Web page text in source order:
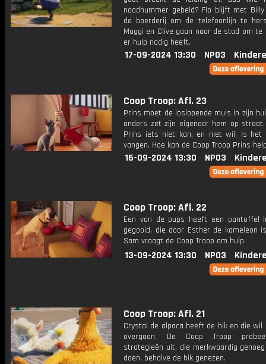
noodnummer gebeld? Flo blijft met
de boerderij om de telefoonlijn te
Maggi en Clive gaan naar de stad om te
er hulp nodig heeft.
17-09-2024 13:30 NPO3
Coop Troop: Afl. 23
Prins moet de loslopende muis in zijn
anders zet zijn eigenaar hem op
Prins iets niet kan, en niet wil, is het
vangen. Hoe kan de Coop Troop Prins
16-09-2024 13:30 NPO3
Coop Troop: Afl. 22
Een van de pups heeft een pantoffel
gegooid, die door Esther de kameleon
Sam vraagt de Coop Troop om hulp.
13-09-2024 13:30 NPO3
Coop Troop: Afl. 21
Crystal de alpaca heeft de hik en die wil
overgaan. De Coop Troop
strategieën uit, die merkwaardig
doen, behalve de hik genezen.